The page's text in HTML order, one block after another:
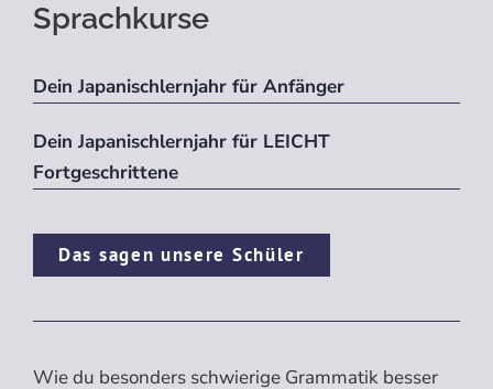
Sprachkurse
Dein Japanischlernjahr für Anfänger
Dein Japanischlernjahr für LEICHT
Fortgeschrittene
Das sagen unsere Schüler
Wie du besonders schwierige Grammatik besser